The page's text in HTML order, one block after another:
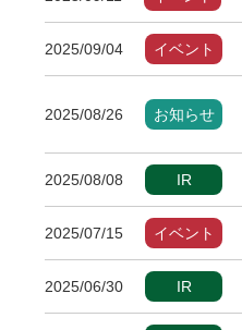
2025/09/04 イベント
2025/08/26 お知らせ
2025/08/08 IR
2025/07/15 イベント
2025/06/30 IR